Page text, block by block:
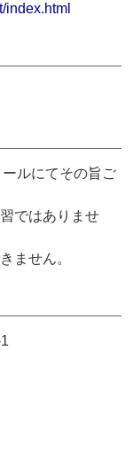
index.html
ルにてその旨ご
ではありませ
ません。